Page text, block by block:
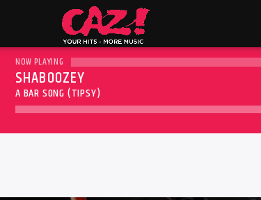
NOW PLAYING
SHABOOZEY
A BAR SONG (TIPSY)